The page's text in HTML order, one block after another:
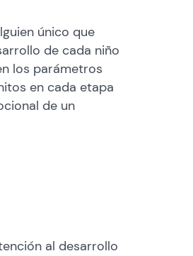
único que
de cada niño
los parámetros
en cada etapa
de un
al desarrollo